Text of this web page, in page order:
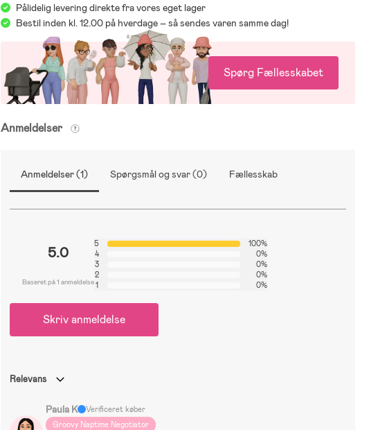
Pålidelig levering direkte fra vores eget lager
Bestil inden kl. 12.00 på hverdage – så sendes varen samme dag!
Spørg Fællesskabet
Anmeldelser
Anmeldelser (1) Spørgsmål og svar (0) Fællesskab
5.0
Baseret på 1 anmeldelse
5
100%
4
0%
3
0%
2
0%
1
0%
Skriv anmeldelse
Relevans
Paula K
Verificeret køber
Groovy Naptime Negotiator